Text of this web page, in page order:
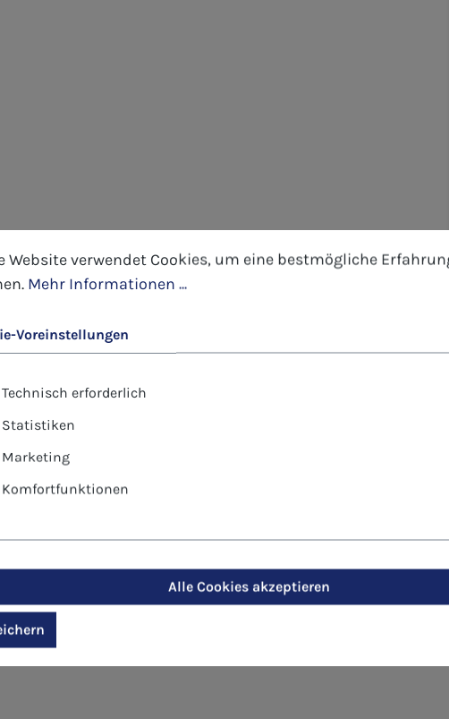
Postkarte - Jesus Verklärung
verwendet Cookies, um eine bestmögliche Erfahrung
Website verwendet Cookies, um eine bestmögliche
Mehr Informationen ...
Voreinstellungen
Technisch erforderlich
Statistiken
Marketing
Komfortfunktionen
Alle Cookies akzeptieren